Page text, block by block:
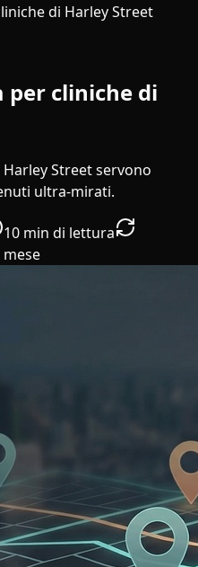
di Harley Street
per cliniche di
Street servono
ultra-mirati.
10 min di lettura